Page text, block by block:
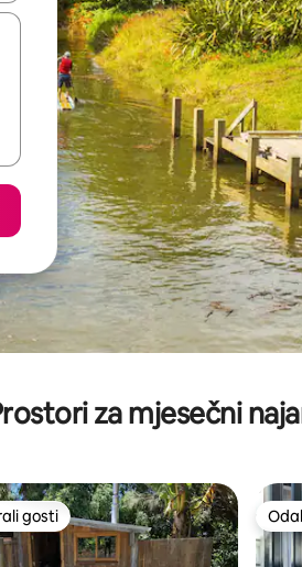
za mjesečni
rangiranima s oznakom „Odabrali
gosti